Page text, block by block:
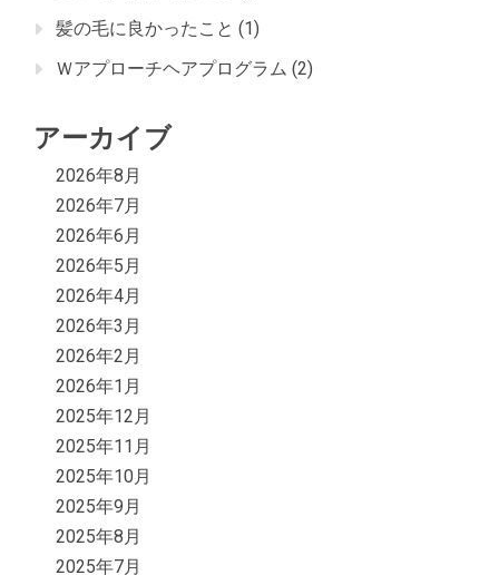
髪の毛に良かったこと (1)
Ｗアプローチヘアプログラム (2)
アーカイブ
2026年8月
2026年7月
2026年6月
2026年5月
2026年4月
2026年3月
2026年2月
2026年1月
2025年12月
2025年11月
2025年10月
2025年9月
2025年8月
2025年7月